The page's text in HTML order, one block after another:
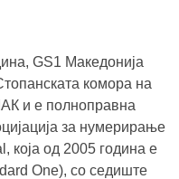
GS1 Македонија
комора на
и е полноправна
за нумерирање
која од 2005 година е
One), со седиште